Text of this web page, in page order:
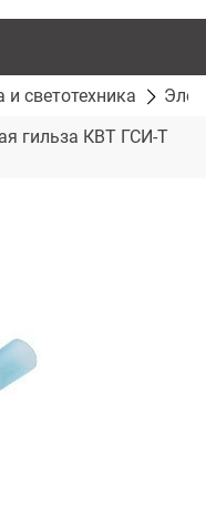
и светотехника
гильза КВТ ГСИ-Т